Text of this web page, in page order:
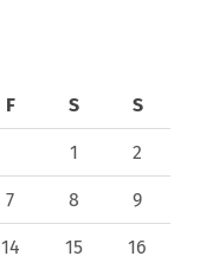
F S S
1 2
7 8 9
14 15 16